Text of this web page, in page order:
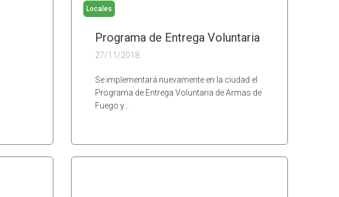
Locales
Programa de Entrega Voluntaria
27/11/2018
Se implementará nuevamente en la ciudad el
Programa de Entrega Voluntaria de Armas de
Fuego y…